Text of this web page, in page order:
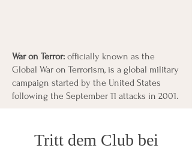
War on Terror: officially known as the
Global War on Terrorism, is a global military
campaign started by the United States
following the September 11 attacks in 2001.
Menu Listen Citation
Tritt dem Club bei